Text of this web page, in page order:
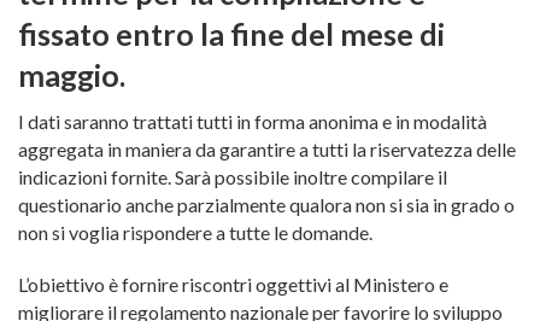
fissato entro la fine del mese di
maggio.
I dati saranno trattati tutti in forma anonima e in modalità
aggregata in maniera da garantire a tutti la riservatezza delle
indicazioni fornite. Sarà possibile inoltre compilare il
questionario anche parzialmente qualora non si sia in grado o
non si voglia rispondere a tutte le domande.
L’obiettivo è fornire riscontri oggettivi al Ministero e
migliorare il regolamento nazionale per favorire lo sviluppo